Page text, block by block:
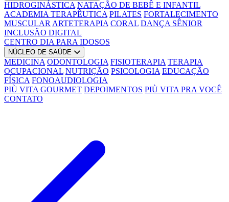
HIDROGINÁSTICA NATAÇÃO DE BEBÊ E INFANTIL
ACADEMIA TERAPÊUTICA PILATES FORTALECIMENTO
MUSCULAR ARTETERAPIA CORAL DANÇA SÊNIOR
INCLUSÃO DIGITAL
CENTRO DIA PARA IDOSOS
NÚCLEO DE SAÚDE
MEDICINA ODONTOLOGIA FISIOTERAPIA TERAPIA
OCUPACIONAL NUTRIÇÃO PSICOLOGIA EDUCAÇÃO
FÍSICA FONOAUDIOLOGIA
PIÙ VITA GOURMET DEPOIMENTOS PIÙ VITA PRA VOCÊ
CONTATO